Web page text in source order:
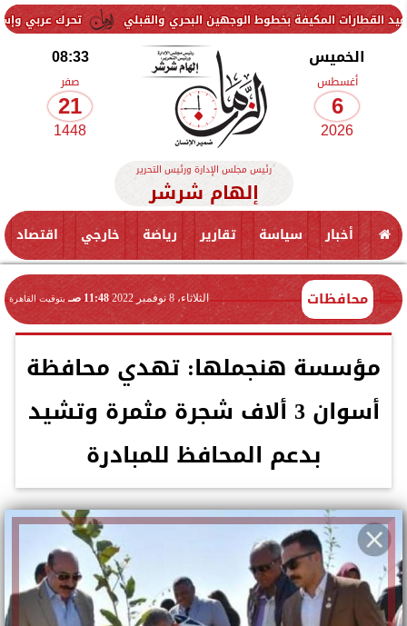
تحرك عربي وإسلامي لمواجهة بخطوط الوجهين البحري والقبلي
الخميس
أغسطس
6
2026
08:33
صفر
21
1448
رئيس مجلس الإدارة ورئيس التحرير
إلهام شرشر
أخبار سياسة تقارير رياضة خارجي اقتصاد
محافظات الثلاثاء، 8 نوفمبر 2022 11:48 صـ بتوقيت القاهرة
مؤسسة هنجملها: تهدي محافظة
أسوان 3 ألاف شجرة مثمرة وتشيد
بدعم المحافظ للمبادرة